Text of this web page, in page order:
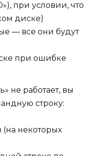
при условии, что
диске)
— все они будут
не работает, вы
строку:
(на некоторых